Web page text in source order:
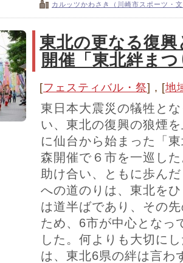
カルッツかわさき（川崎市スポーツ・
東北の更なる復
開催「東北絆ま
[フェスティバル・祭] , [地
東日本大震災の犠牲と
い、東北の復興の狼煙
に仙台から始まった「
森開催で６市を一巡し
助け合い、ともに歩ん
への道のりは、東北を
は道半ばであり、その
ため、6市が中心となっ
した。何よりも大切に
は、東北6県の絆は言わ